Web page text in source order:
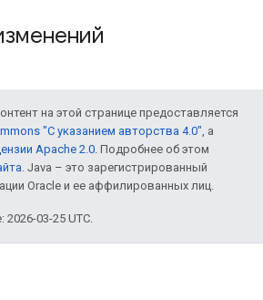
на этой странице предоставляется
"С указанием авторства 4.0", а
Apache 2.0. Подробнее об этом
. Java – это зарегистрированный
Oracle и ее аффилированных лиц.
03-25 UTC.